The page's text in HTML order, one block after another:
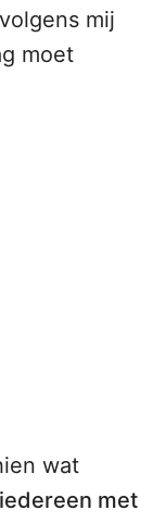
mij
moet
wat
met